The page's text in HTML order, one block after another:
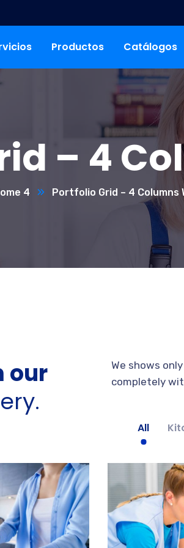
Productos Catálogos
– 4
4 Portfolio Grid – 4 Columns
our
We shows
completely
All